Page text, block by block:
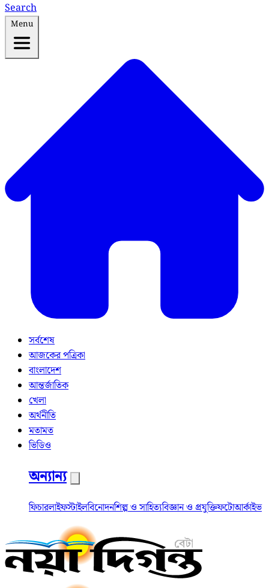
Search
Menu
সর্বশেষ
আজকের পত্রিকা
বাংলাদেশ
আন্তর্জাতিক
খেলা
অর্থনীতি
মতামত
ভিডিও
অন্যান্য
ফিচারলাইফস্টাইলবিনোদনশিল্প ও সাহিত্যবিজ্ঞান ও প্রযুক্তিফটোআর্কাইভ